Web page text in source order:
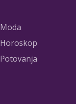
Moda
Horoskop
Potovanja